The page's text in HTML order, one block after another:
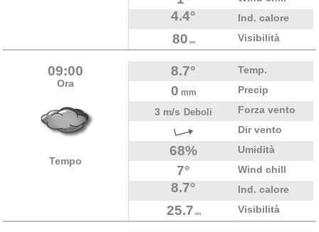
4.4° Ind. calore
80 km Visibilità
09:00
Ora
Tempo
8.7° Temp.
0 mm
Precip
3 m/s Deboli
Forza vento
Dir vento
68% Umidità
7° Wind chill
8.7° Ind. calore
25.7 km Visibilità